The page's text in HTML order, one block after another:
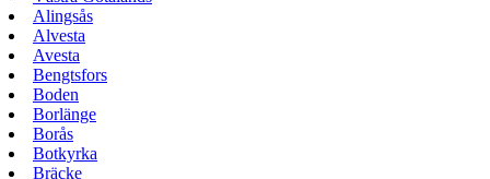
Alingsås
Alvesta
Avesta
Bengtsfors
Boden
Borlänge
Borås
Botkyrka
Bräcke